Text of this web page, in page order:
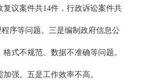
议案件共14件，行政诉讼案件共
序等问题。三是编制政府信息公
式不规范、数据不准确等问题。
强。五是工作效率不高。